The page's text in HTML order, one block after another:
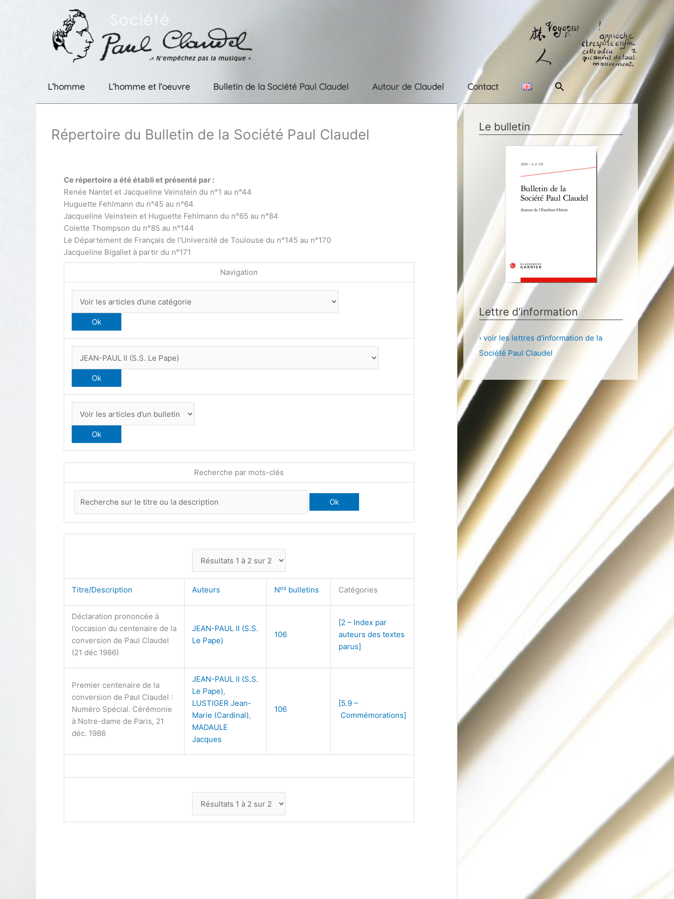
L’homme L’homme et l’oeuvre Bulletin de la Société Paul Claudel Autour de Claudel Contact Rechercher
Répertoire du Bulletin de la Société Paul Claudel
Ce répertoire a été établi et présenté par :
Renée Nantet et Jacqueline Veinstein du n°1 au n°44
Huguette Fehlmann du n°45 au n°64
Jacqueline Veinstein et Huguette Fehlmann du n°65 au n°84
Colette Thompson du n°85 au n°144
Le Département de Français de l’Université de Toulouse du n°145 au n°170
Jacqueline Bigallet à partir du n°171
Navigation
Recherche par mots-clés
Titre/Description Auteurs Nos bulletins Catégories
Déclaration prononcée à
l’occasion du centenaire de la
conversion de Paul Claudel
(21 déc 1986)
JEAN-PAUL II (S.S.
Le Pape)
106
[2 – Index par
auteurs des textes
parus]
Premier centenaire de la
conversion de Paul Claudel :
Numéro Spécial. Cérémonie
à Notre-dame de Paris, 21
déc. 1986
JEAN-PAUL II (S.S.
Le Pape),
LUSTIGER Jean-
Marie (Cardinal),
MADAULE
Jacques
106
[5.9 –
Commémorations]
Le bulletin
Lettre d’information
› voir les lettres d’information de la
Société Paul Claudel